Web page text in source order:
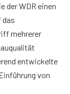
der WDR einen
das
mehrerer
entwickelte
von